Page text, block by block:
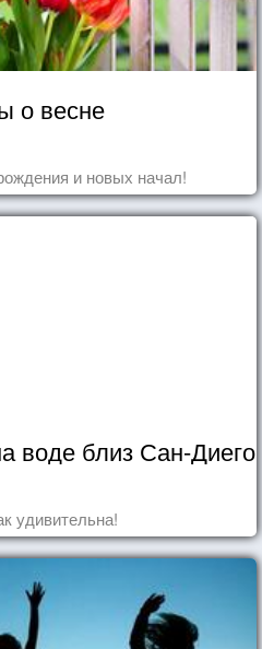
о весне
и новых начал!
воде близ Сан-Диего
удивительна!